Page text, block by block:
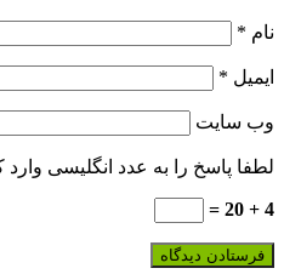
نام *
ایمیل *
وب‌ سایت
لطفا پاسخ را به عدد انگلیسی وارد
4 + 20 =